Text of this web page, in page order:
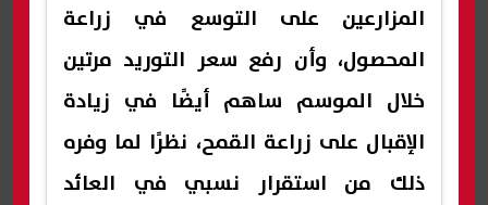
المزارعين على التوسع في زراعة
المحصول، وأن رفع سعر التوريد مرتين
خلال الموسم ساهم أيضًا في زيادة
الإقبال على زراعة القمح، نظرًا لما وفره
ذلك من استقرار نسبي في العائد